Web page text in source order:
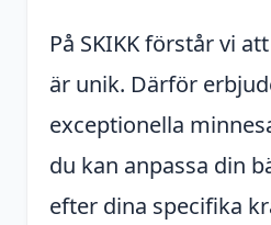
På SKIKK förstår vi
är unik. Därför
exceptionella
du kan anpassa din
efter dina specifika